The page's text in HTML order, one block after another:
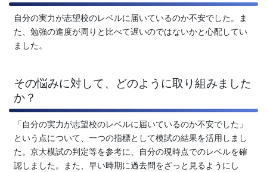
の
「合
格
直
結
の
自分の実力が志望校のレベルに届いているのか不安でした。ま
た、勉強の進度が周りと比べて遅いのではないかと心配してい
ました。
その悩みに対して、どのように取り組みました
か？
「自分の実力が志望校のレベルに届いているのか不安でした」
という点について、一つの指標として模試の結果を活用しまし
た。京大模試の判定等を参考に、自分の現時点でのレベルを確
認しました。また、早い時期に過去問をざっと見るようにし